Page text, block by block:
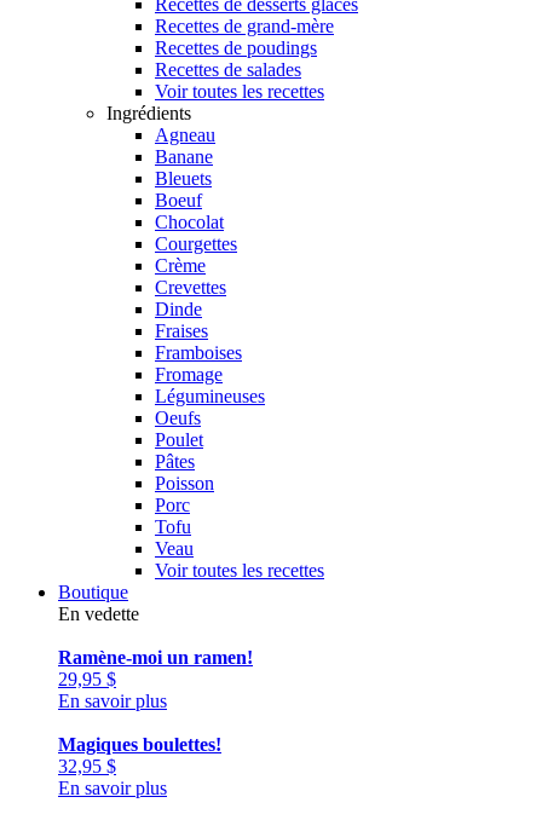
Recettes de desserts glacés
Recettes de grand-mère
Recettes de poudings
Recettes de salades
Voir toutes les recettes
Ingrédients
Agneau
Banane
Bleuets
Boeuf
Chocolat
Courgettes
Crème
Crevettes
Dinde
Fraises
Framboises
Fromage
Légumineuses
Oeufs
Poulet
Pâtes
Poisson
Porc
Tofu
Veau
Voir toutes les recettes
Boutique
En vedette
Ramène-moi un ramen!
29,95 $
En savoir plus
Magiques boulettes!
32,95 $
En savoir plus